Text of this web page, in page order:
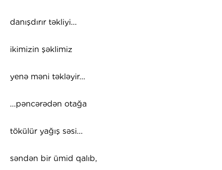
danışdırır təkliyi...
ikimizin şəklimiz
yenə məni təkləyir...
...pəncərədən otağa
tökülür yağış səsi...
səndən bir ümid qalıb,